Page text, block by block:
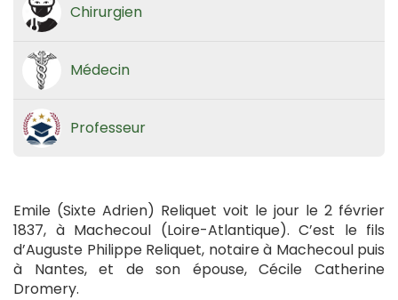
Chirurgien
Médecin
Professeur
Emile (Sixte Adrien) Reliquet voit le jour le 2 février
1837, à Machecoul (Loire-Atlantique). C’est le fils
d’Auguste Philippe Reliquet, notaire à Machecoul puis
à Nantes, et de son épouse, Cécile Catherine
Dromery.